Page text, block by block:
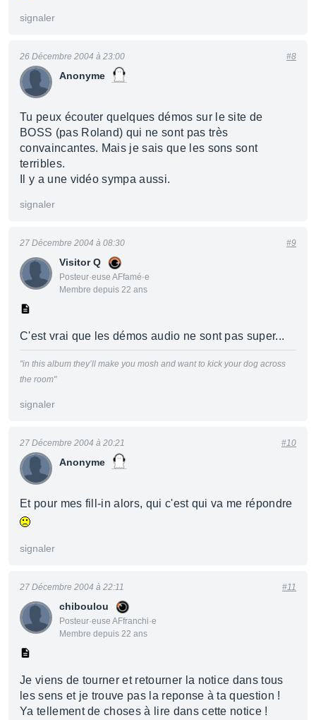
signaler
Anonyme
26 Décembre 2004 à 23:00 #8
Tu peux écouter quelques démos sur le site de
BOSS (pas Roland) qui ne sont pas très
convaincantes. Mais je sais que les sons sont
terribles.
Il y a une vidéo sympa aussi.
signaler
Visitor Q
Posteur·euse AFfamé·e
Membre depuis 22 ans
27 Décembre 2004 à 08:30 #9
C'est vrai que les démos audio ne sont pas super...
"in this album they’ll make you mosh and want to kick your dog across
the room"
signaler
Anonyme
27 Décembre 2004 à 20:21 #10
Et pour mes fill-in alors, qui c'est qui va me répondre
signaler
chiboulou
Posteur·euse AFfranchi·e
Membre depuis 22 ans
27 Décembre 2004 à 22:11 #11
Je viens de tourner et retourner la notice dans tous
les sens et je trouve pas la reponse à ta question !
Ya tellement de choses à lire dans cette notice !